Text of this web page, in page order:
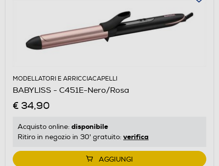
MODELLATORI E ARRICCIACAPELLI
BABYLISS - C451E-Nero/Rosa
€ 34,90
Acquisto online: disponibile
Ritiro in negozio in 30' gratuito: verifica
AGGIUNGI